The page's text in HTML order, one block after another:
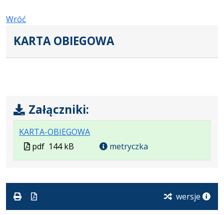
Wróć
KARTA OBIEGOWA
Załączniki:
KARTA-OBIEGOWA.
Plik
.
Rozmiar
.
Otwiera
Plik
w
pdf 144 kB metryczka
wersje